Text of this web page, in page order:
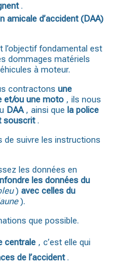
.
amicale d’accident (DAA)
l’objectif fondamental est
dommages matériels
à moteur.
contractons une
et/ou une moto, ils nous
DAA, ainsi que la police
souscrit.
de suivre les instructions
les données en
les données du
) avec celles du
).
que possible.
centrale, c’est elle qui
de l’accident.